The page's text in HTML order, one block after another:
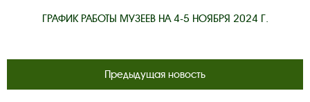
ГРАФИК РАБОТЫ МУЗЕЕВ НА 4-5 НОЯБРЯ 2024 Г.
Предыдущая новость